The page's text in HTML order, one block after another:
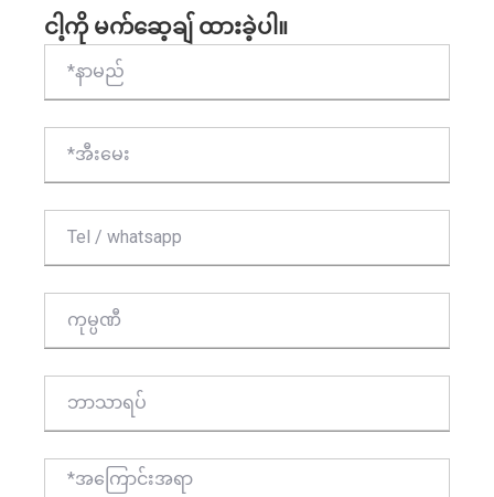
ငါ့ကို မက်ဆေ့ချ် ထားခဲ့ပါ။